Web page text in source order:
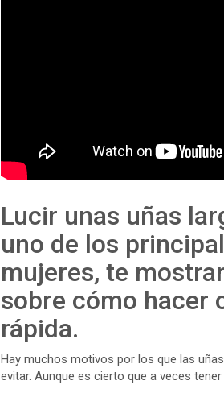
Lucir unas uñas
uno de los
mujeres, te
sobre cómo hacer
rápida.
Hay muchos motivos por los que las
evitar. Aunque es cierto que a veces